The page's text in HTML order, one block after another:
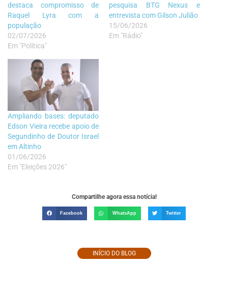
destaca compromisso de
Raquel Lyra com a
população
02/07/2026
Em "Política"
pesquisa BTG Nexus e
entrevista com Gilson Julião
15/06/2026
Em "Rádio"
Ampliando bases: deputado
Edson Vieira recebe apoio de
Segundinho de Doutor Israel
em Altinho
01/06/2026
Em "Eleições 2026"
Compartilhe agora essa notícia!
Facebook WhatsApp Twitter
INÍCIO DO BLOG